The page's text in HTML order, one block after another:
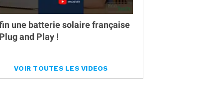
une batterie solaire française
and Play !
VOIR TOUTES LES VIDEOS